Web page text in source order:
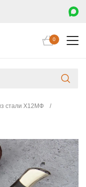
0
стали Х12МФ
/